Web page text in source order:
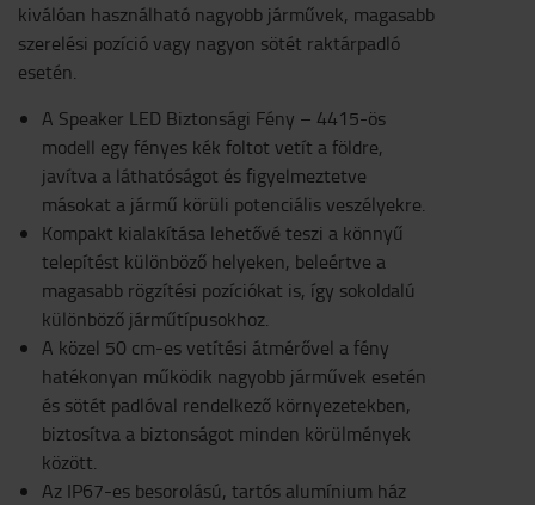
kiválóan használható nagyobb járművek, magasabb
szerelési pozíció vagy nagyon sötét raktárpadló
esetén.
A Speaker LED Biztonsági Fény – 4415-ös
modell egy fényes kék foltot vetít a földre,
javítva a láthatóságot és figyelmeztetve
másokat a jármű körüli potenciális veszélyekre.
Kompakt kialakítása lehetővé teszi a könnyű
telepítést különböző helyeken, beleértve a
magasabb rögzítési pozíciókat is, így sokoldalú
különböző járműtípusokhoz.
A közel 50 cm-es vetítési átmérővel a fény
hatékonyan működik nagyobb járművek esetén
és sötét padlóval rendelkező környezetekben,
biztosítva a biztonságot minden körülmények
között.
Az IP67-es besorolású, tartós alumínium ház